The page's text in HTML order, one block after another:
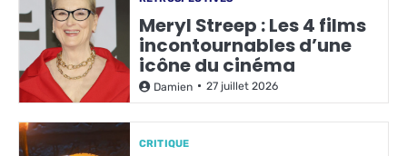
Meryl Streep : Les 4 films
incontournables d’une
icône du cinéma
Damien 27 juillet 2026
CRITIQUE